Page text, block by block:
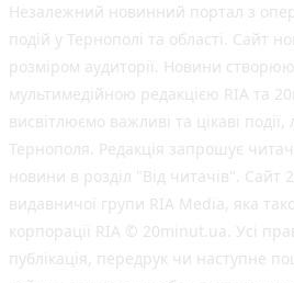
Незалежний новинний портал з
подій у Тернополі та області. Сайт
розміром аудиторії. Новини
мультимедійною редакцією RIA та
висвітлюємо важливі та цікаві
Тернополя. Редакція запрошує
новини в розділ "Від читачів". Сайт
видавничої групи RIA Media, яка
корпорації RIA © 20minut.ua. Усі
публiкацiя, передрук чи наступне